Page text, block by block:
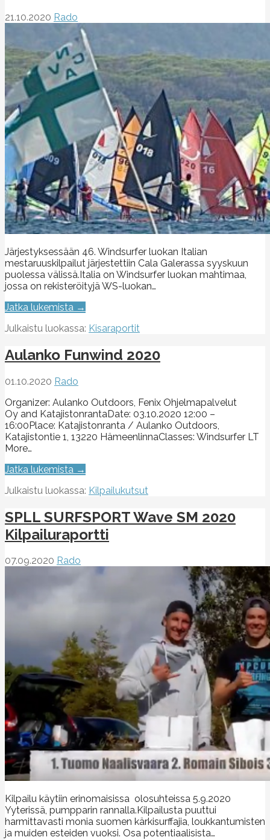
21.10.2020 Rado
Järjestyksessään 46. Windsurfer luokan Italian
mestaruuskilpailut järjestettiin Cala Galerassa syyskuun
puolessa välissä.Italia on Windsurfer luokan mahtimaa,
jossa on rekisteröityjä WS-luokan…
Jatka lukemista →
Julkaistu luokassa: Kisaraportit
Aulanko Funwind 2020
01.10.2020 Rado
Organizer: Aulanko Outdoors, Fenix Ohjelmapalvelut
Oy and KatajistonrantaDate: 03.10.2020 12:00 –
16:00Place: Katajistonranta / Aulanko Outdoors,
Katajistontie 1, 13220 HämeenlinnaClasses: Windsurfer LT
More…
Jatka lukemista →
Julkaistu luokassa: Kilpailukutsut
SPLL SURFSPORT Wave SM 2020
Kilpailuraportti
07.09.2020 Rado
Kilpailu käytiin erinomaisissa olosuhteissa 5.9.2020
Yyterissä, pumpparin rannalla.Kilpailusta puuttui
harmittavasti monia suomen kärkisurffajia, loukkantumisten
ja muiden esteiden vuoksi. Osa potentiaalisista…